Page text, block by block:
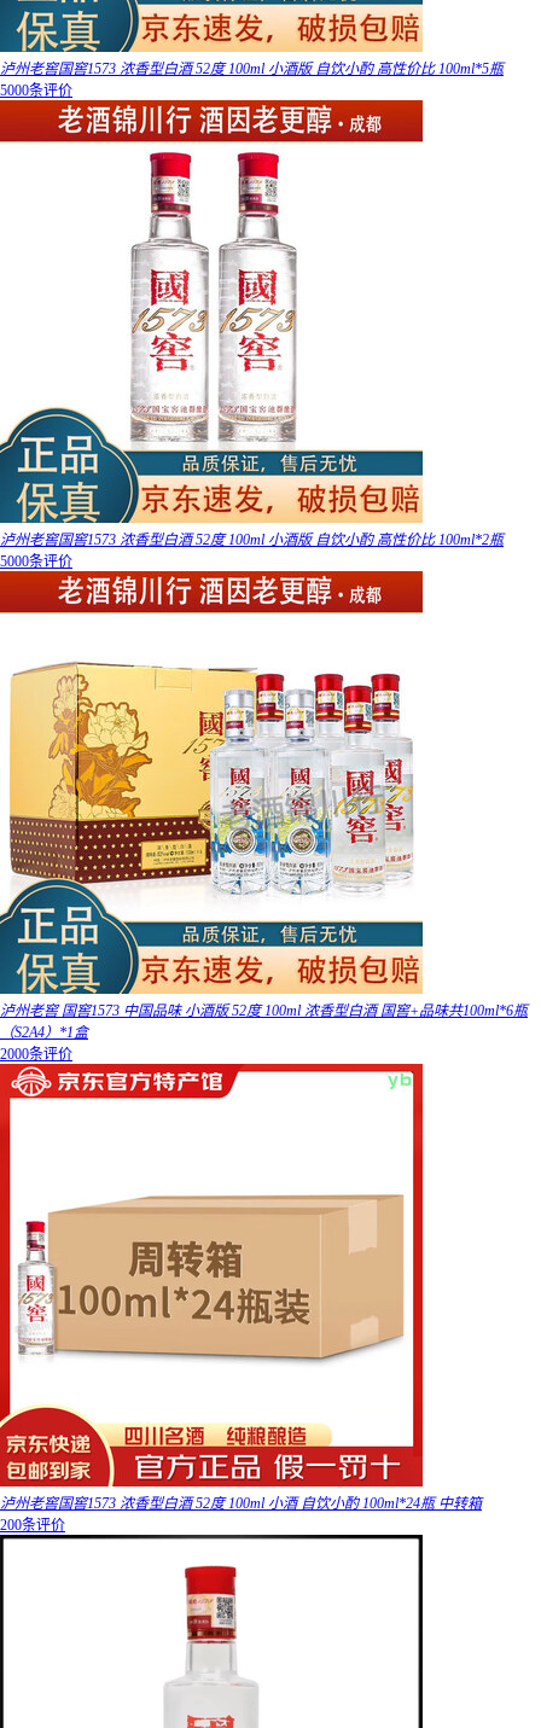
泸州老窖国窖1573 浓香型白酒 52度 100ml 小酒版 自饮小酌 高性价比 100ml*5瓶
5000条评价
泸州老窖国窖1573 浓香型白酒 52度 100ml 小酒版 自饮小酌 高性价比 100ml*2瓶
5000条评价
泸州老窖 国窖1573 中国品味 小酒版 52度 100ml 浓香型白酒 国窖+品味共100ml*6瓶
（S2A4）*1盒
2000条评价
泸州老窖国窖1573 浓香型白酒 52度 100ml 小酒 自饮小酌 100ml*24瓶 中转箱
200条评价